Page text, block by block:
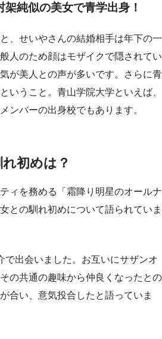
純似の美女で青学出身！
、せいやさんの結婚相手は年下の一
人のため顔はモザイクで隠されてい
が美人との声が多いです。さらに青
いうこと。青山学院大学といえば、
ンバーの出身校でもあります。
初めは？
ィを務める「霜降り明星のオールナ
との馴れ初めについて語られていま
で出会いました。お互いにサザンオ
の共通の趣味から仲良くなったとの
合い、意気投合したと語っていま